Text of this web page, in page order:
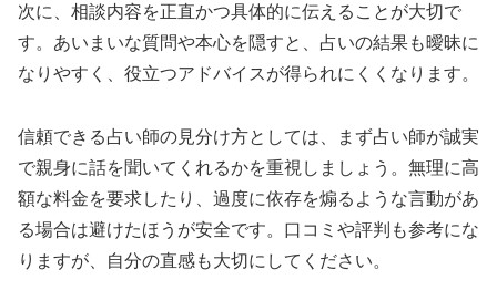
次に、相談内容を正直かつ具体的に伝えることが大切で
す。あいまいな質問や本心を隠すと、占いの結果も曖昧に
なりやすく、役立つアドバイスが得られにくくなります。
信頼できる占い師の見分け方としては、まず占い師が誠実
で親身に話を聞いてくれるかを重視しましょう。無理に高
額な料金を要求したり、過度に依存を煽るような言動があ
る場合は避けたほうが安全です。口コミや評判も参考にな
りますが、自分の直感も大切にしてください。